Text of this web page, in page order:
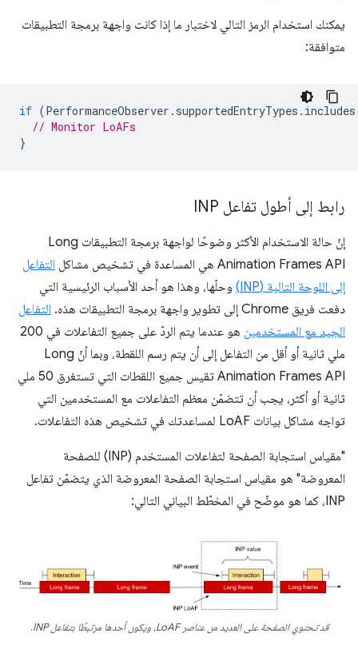
يمكنك استخدام الرمز التالي لاختبار ما إذا كانت واجهة برمجة التطبيقات
متوافقة:
if (PerformanceObserver . supportedEntryTypes . includes
// Monitor LoAFs
}
رابط إلى أطول تفاعل INP
إنّ حالة الاستخدام الأكثر وضوحًا لواجهة برمجة التطبيقات Long
Animation Frames API هي المساعدة في تشخيص مشاكل
التفاعل
إلى اللوحة التالية (INP)
وحلّها، وهذا هو أحد الأسباب الرئيسية التي
دفعت فريق Chrome إلى تطوير واجهة برمجة التطبيقات هذه.
التفاعل
الجيد مع المستخدمين
هو عندما يتم الردّ على جميع التفاعلات في 200
ملي ثانية أو أقل من التفاعل إلى أن يتم رسم اللقطة، وبما أنّ Long
Animation Frames API تقيس جميع اللقطات التي تستغرق 50 ملي
ثانية أو أكثر، يجب أن تتضمّن معظم التفاعلات مع المستخدمين التي
تواجه مشاكل بيانات LoAF لمساعدتك في تشخيص هذه التفاعلات.
"مقياس استجابة الصفحة لتفاعلات المستخدم (INP) للصفحة
المعروضة" هو مقياس استجابة الصفحة المعروضة الذي يتضمّن تفاعل
INP، كما هو موضّح في المخطّط البياني التالي:
قد تحتوي الصفحة على العديد من عناصر LoAF، ويكون أحدها مرتبطًا بتفاعل INP.